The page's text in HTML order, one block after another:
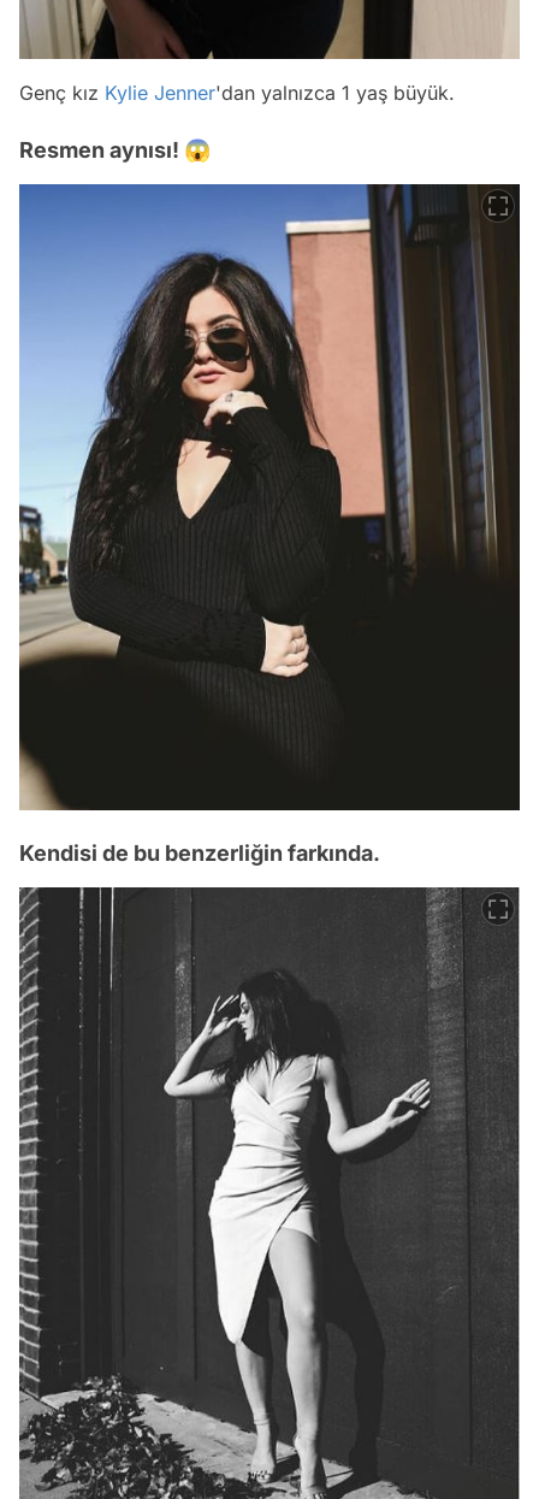
Genç kız Kylie Jenner'dan yalnızca 1 yaş büyük.
Resmen aynısı! 😱
Kendisi de bu benzerliğin farkında.